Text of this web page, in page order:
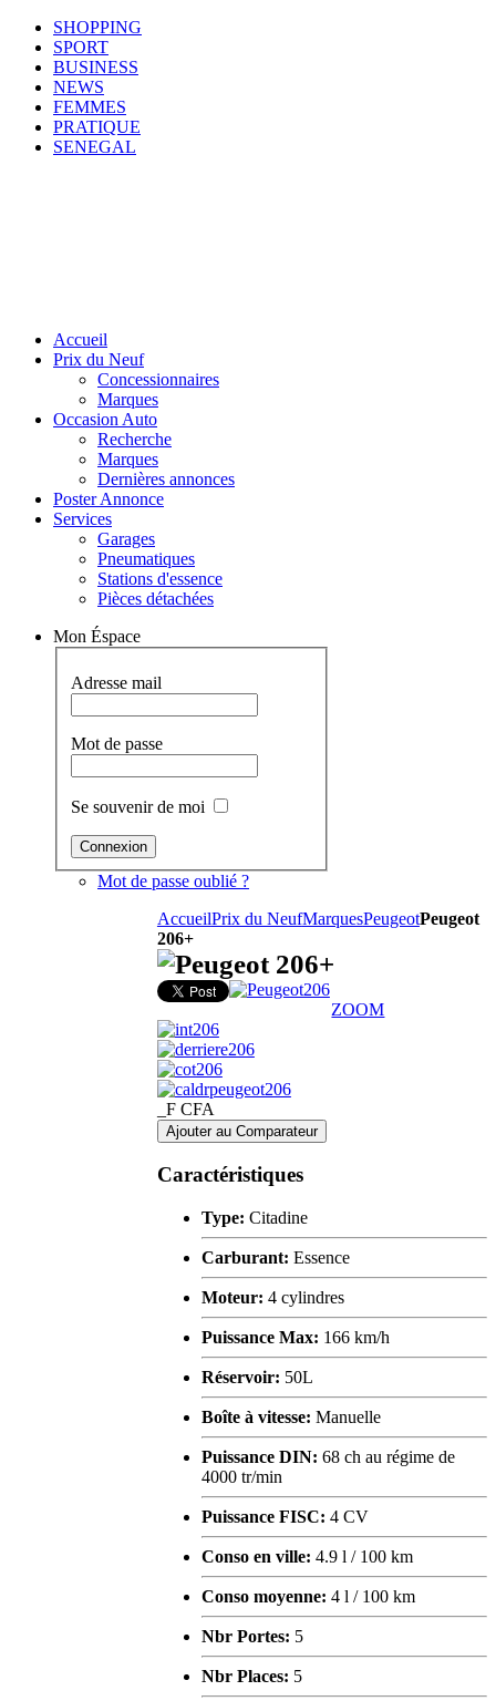
SHOPPING
SPORT
BUSINESS
NEWS
FEMMES
PRATIQUE
SENEGAL
Accueil
Prix du Neuf
Concessionnaires
Marques
Occasion Auto
Recherche
Marques
Dernières annonces
Poster Annonce
Services
Garages
Pneumatiques
Stations d'essence
Pièces détachées
Mon Éspace
Adresse mail
Mot de passe
Se souvenir de moi
Mot de passe oublié ?
AccueilPrix du NeufMarquesPeugeotPeugeot
206+
Peugeot 206+
ZOOM
_F CFA
Ajouter au Comparateur
Caractéristiques
Type: Citadine
Carburant: Essence
Moteur: 4 cylindres
Puissance Max: 166 km/h
Réservoir: 50L
Boîte à vitesse: Manuelle
Puissance DIN: 68 ch au régime de
4000 tr/min
Puissance FISC: 4 CV
Conso en ville: 4.9 l / 100 km
Conso moyenne: 4 l / 100 km
Nbr Portes: 5
Nbr Places: 5